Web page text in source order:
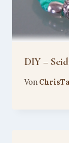
DIY –
Von ChrisTa